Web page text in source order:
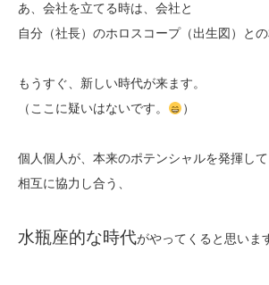
あ、会社を立てる時は、会社と
自分（社長）のホロスコープ（出生図）との
もうすぐ、新しい時代が来ます。
（ここに疑いはないです。
）
個人個人が、本来のポテンシャルを発揮して
相互に協力し合う、
水瓶座的な時代がやってくると思いま